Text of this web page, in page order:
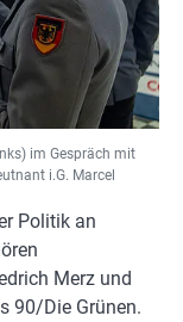
im Gespräch mit
i.G. Marcel
Politik an
Merz und
90/Die Grünen.